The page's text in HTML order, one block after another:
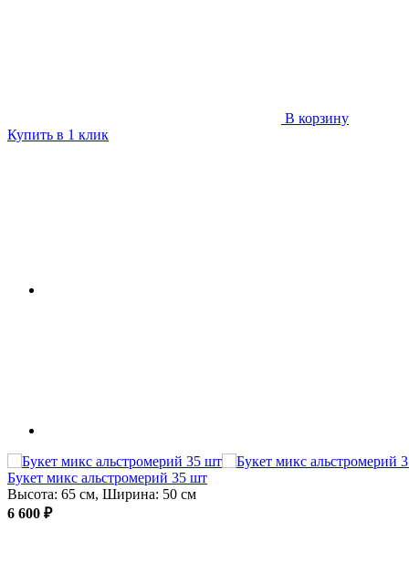
В корзину
Купить в 1 клик
Букет микс альстромерий 35 шт
Высота: 65 см, Ширина: 50 см
6 600 ₽